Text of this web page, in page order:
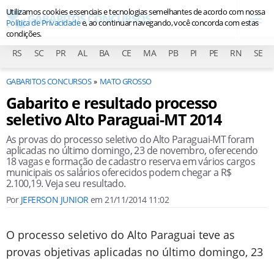
RS SC PR AL BA CE MA PB PI PE RN SE
GABARITOS CONCURSOS MATO GROSSO
Gabarito e resultado processo
seletivo Alto Paraguai-MT 2014
As provas do processo seletivo do Alto Paraguai-MT foram
aplicadas no último domingo, 23 de novembro, oferecendo
18 vagas e formação de cadastro reserva em vários cargos
municipais os salários oferecidos podem chegar a R$
2.100,19. Veja seu resultado.
Por JEFERSON JUNIORem21/11/2014 11:02
O processo seletivo do Alto Paraguai teve as
provas objetivas aplicadas no último domingo, 23
Utilizamos cookies essenciais e tecnologias semelhantes de acordo com nossa
Política de Privacidadee, ao continuar navegando, você concorda com estas
condições.